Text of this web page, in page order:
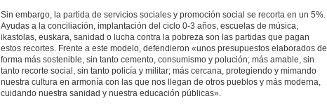
Sin embargo, la partida de servicios sociales y promoción social se recorta en un 5%.
Ayudas a la conciliación, implantación del ciclo 0-3 años, escuelas de música,
ikastolas, euskara, sanidad o lucha contra la pobreza son las partidas que pagan
estos recortes. Frente a este modelo, defendieron «unos presupuestos elaborados de
forma más sostenible, sin tanto cemento, consumismo y polución; más amable, sin
tanto recorte social, sin tanto policía y militar; más cercana, protegiendo y mimando
nuestra cultura en armonía con las que nos llegan de otros pueblos y más moderna,
cuidando nuestra sanidad y nuestra educación públicas».